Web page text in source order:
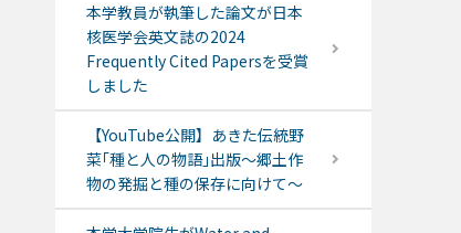
本学教員が執筆した論文が日本
核医学会英文誌の2024
Frequently Cited Papersを受賞
しました
【YouTube公開】あきた伝統野
菜｢種と人の物語｣出版～郷土作
物の発掘と種の保存に向けて～